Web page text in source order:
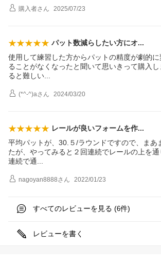
購入者さん 2025/07/23
パット数減らしたい方にオ
使用して練習した方からパットの精度が劇的
ることがなくなったと聞いて思いきって購入
ると難しい
(*^-^)aさん 2024/03/20
レールが良いフォームを作
平均パットが、30.５/ラウンドですので、まあ
たが、やってみると２回連続でレールの上を通
連続で通
nagoyan8888さん 2022/01/23
すべてのレビューを見る (6件)
レビューを書く